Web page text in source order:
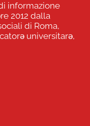
informazione
2012 dalla
di Roma,
universitarə,